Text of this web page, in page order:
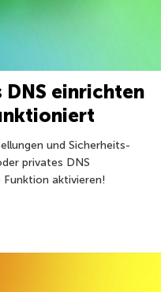
DNS einrichten
und Sicherheits-
privates DNS
aktivieren!